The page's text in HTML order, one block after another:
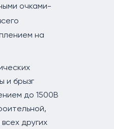
очками-
на
и брызг
до 1500В
других